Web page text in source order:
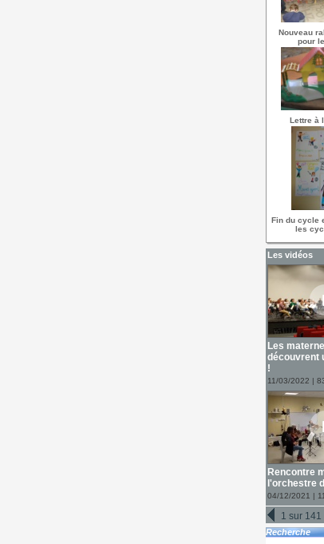
Nouveau
pour
Lettre à
Fin du cycle
les
Les vidéos
Les
découvrent
!
11/03/2022 |
Rencontre
l'orchestre
04/12/2021 |
1 sur 141
Recherche